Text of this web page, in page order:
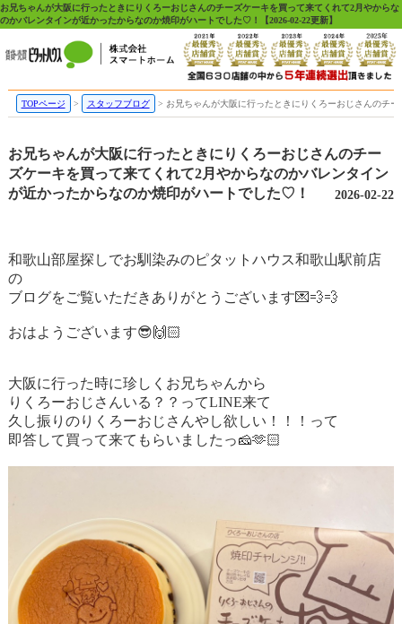
お兄ちゃんが大阪に行ったときにりくろーおじさんのチーズケーキを買って来てくれて2月やからな
のかバレンタインが近かったからなのか焼印がハートでした♡！【2026-02-22更新】
TOPページ スタッフブログ お兄ちゃんが大阪に行ったときにりくろーおじさんのチ
お兄ちゃんが大阪に行ったときにりくろーおじさんのチー
ズケーキを買って来てくれて2月やからなのかバレンタイン
が近かったからなのか焼印がハートでした♡！
2026-02-22
和歌山部屋探しでお馴染みのピタットハウス和歌山駅前店
の
ブログをご覧いただきありがとうございます💌💨💨
おはようございます😎🙌🏻
大阪に行った時に珍しくお兄ちゃんから
りくろーおじさんいる？？ってLINE来て
久し振りのりくろーおじさんやし欲しい！！！って
即答して買って来てもらいましたっ🧀🫶🏻